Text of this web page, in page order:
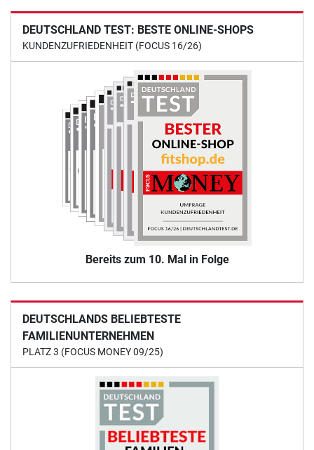
DEUTSCHLAND TEST: BESTE ONLINE-SHOPS
KUNDENZUFRIEDENHEIT (FOCUS 16/26)
Bereits zum 10. Mal in Folge
DEUTSCHLANDS BELIEBTESTE
FAMILIENUNTERNEHMEN
PLATZ 3 (FOCUS MONEY 09/25)